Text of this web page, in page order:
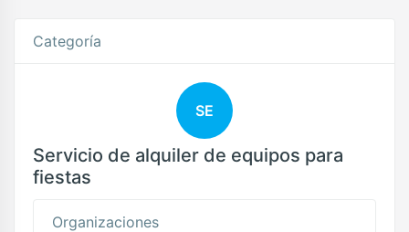
Categoría
SE
Servicio de alquiler de equipos para
fiestas
Organizaciones